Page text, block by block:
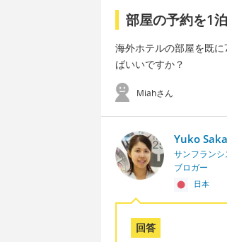
部屋の予約を1
海外ホテルの部屋を既
ばいいですか？
Miahさん
Yuko
サンフランシ
ブロガー
日本
回答